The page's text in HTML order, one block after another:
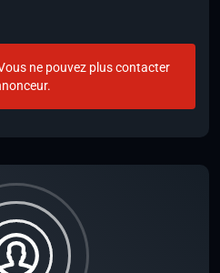
ne pouvez plus contacter